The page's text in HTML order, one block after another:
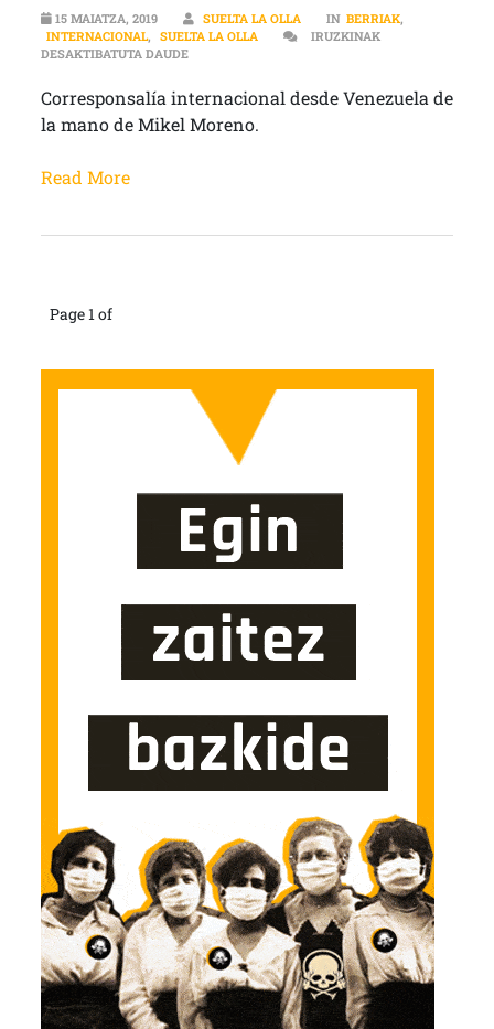
15 MAIATZA, 2019 SUELTA LA OLLA IN BERRIAK,
INTERNACIONAL, SUELTA LA OLLA
IRUZKINAK
DESAKTIBATUTA DAUDEINTERNACIONAL | VENEZUELA: ‘FAKE NEWS’,
Corresponsalía internacional desde Venezuela de
la mano de Mikel Moreno.
Read More
Page 1 of